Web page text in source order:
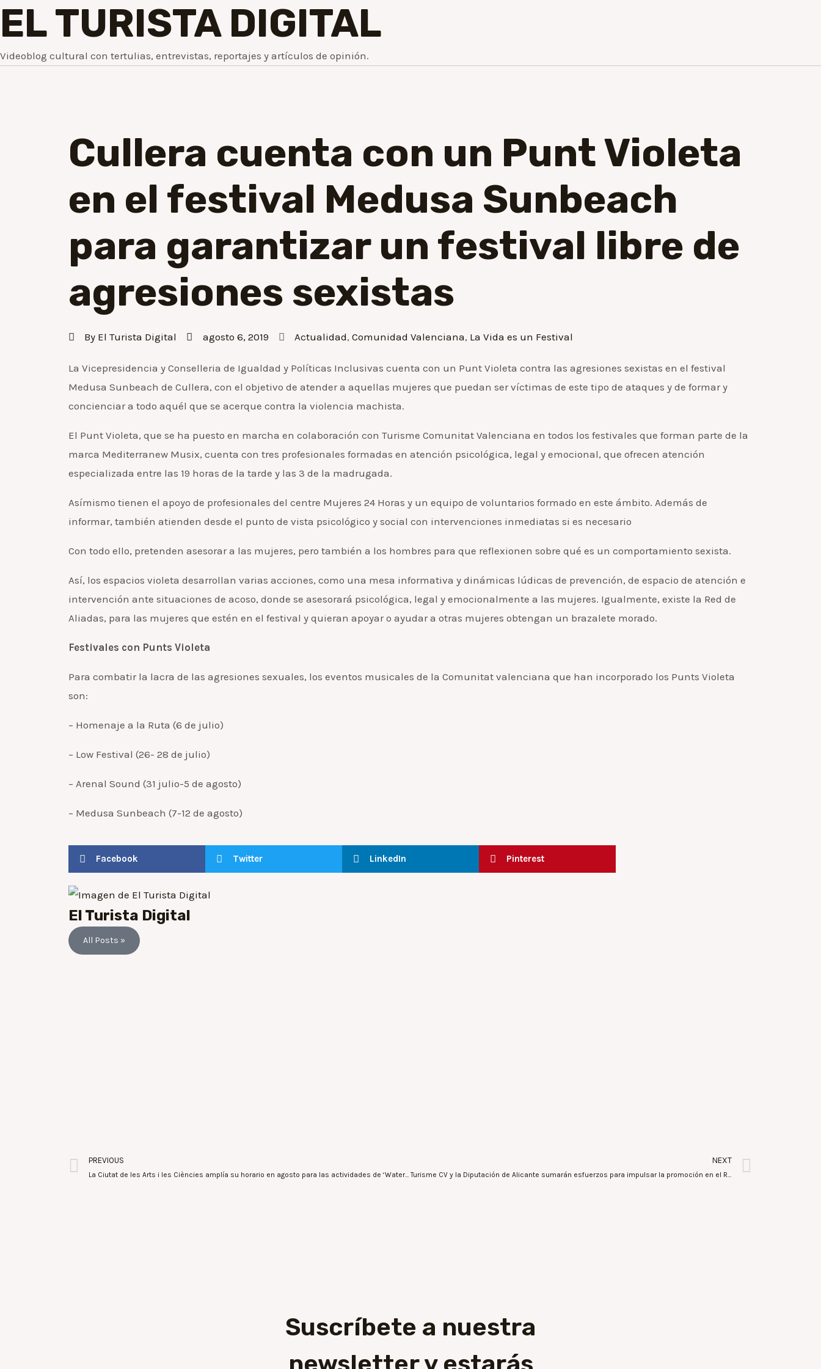
EL TURISTA DIGITAL
Videoblog cultural con tertulias, entrevistas, reportajes y artículos de opinión.
Cullera cuenta con un Punt Violeta
en el festival Medusa Sunbeach
para garantizar un festival libre de
agresiones sexistas
By El Turista Digital agosto 6, 2019 Actualidad, Comunidad Valenciana, La Vida es un Festival
La Vicepresidencia y Conselleria de Igualdad y Políticas Inclusivas cuenta con un Punt Violeta contra las agresiones sexistas en el festival
Medusa Sunbeach de Cullera, con el objetivo de atender a aquellas mujeres que puedan ser víctimas de este tipo de ataques y de formar y
concienciar a todo aquél que se acerque contra la violencia machista.
El Punt Violeta, que se ha puesto en marcha en colaboración con Turisme Comunitat Valenciana en todos los festivales que forman parte de la
marca Mediterranew Musix, cuenta con tres profesionales formadas en atención psicológica, legal y emocional, que ofrecen atención
especializada entre las 19 horas de la tarde y las 3 de la madrugada.
Asímismo tienen el apoyo de profesionales del centre Mujeres 24 Horas y un equipo de voluntarios formado en este ámbito. Además de
informar, también atienden desde el punto de vista psicológico y social con intervenciones inmediatas si es necesario
Con todo ello, pretenden asesorar a las mujeres, pero también a los hombres para que reflexionen sobre qué es un comportamiento sexista.
Así, los espacios violeta desarrollan varias acciones, como una mesa informativa y dinámicas lúdicas de prevención, de espacio de atención e
intervención ante situaciones de acoso, donde se asesorará psicológica, legal y emocionalmente a las mujeres. Igualmente, existe la Red de
Aliadas, para las mujeres que estén en el festival y quieran apoyar o ayudar a otras mujeres obtengan un brazalete morado.
Festivales con Punts Violeta
Para combatir la lacra de las agresiones sexuales, los eventos musicales de la Comunitat valenciana que han incorporado los Punts Violeta
son:
– Homenaje a la Ruta (6 de julio)
– Low Festival (26- 28 de julio)
– Arenal Sound (31 julio-5 de agosto)
– Medusa Sunbeach (7-12 de agosto)
Facebook Twitter LinkedIn Pinterest
El Turista Digital
All Posts »
PREVIOUS
La Ciutat de les Arts i les Ciències amplía su horario en agosto para las actividades de ‘Waterballs’, ‘Waterbikes’ y kayaks
NEXT
Turisme CV y la Diputación de Alicante sumarán esfuerzos para impulsar la promoción en el Reino Unido ante el Brexit
Suscríbete a nuestra